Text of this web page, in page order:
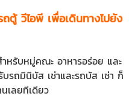
ถตู้ วีไอพี เพื่อเดินทางไปยัง
หรับหมู่คณะ อาหารอร่อย และ
รถมินิบัส เช่าและรถบัส เช่า ก็
เลยทีเดียว